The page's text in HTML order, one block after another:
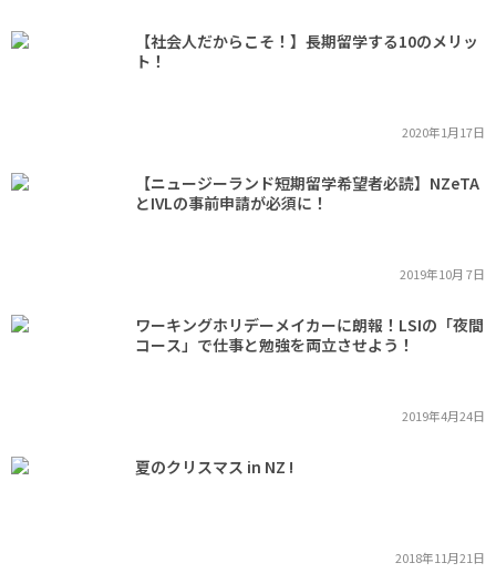
【社会人だからこそ！】長期留学する10のメリッ
ト！
2020年1月17日
【ニュージーランド短期留学希望者必読】NZeTA
とIVLの事前申請が必須に！
2019年10月 7日
ワーキングホリデーメイカーに朗報！LSIの「夜間
コース」で仕事と勉強を両立させよう！
2019年4月24日
夏のクリスマス in NZ !
2018年11月21日